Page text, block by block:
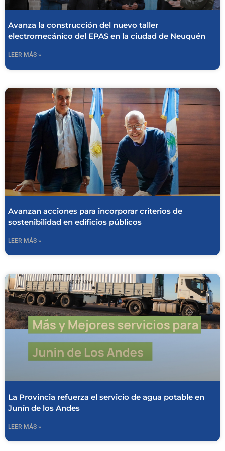
Avanza la construcción del nuevo taller
electromecánico del EPAS en la ciudad de Neuquén
LEER MÁS »
Avanzan acciones para incorporar criterios de
sostenibilidad en edificios públicos
LEER MÁS »
La Provincia refuerza el servicio de agua potable en
Junín de los Andes
LEER MÁS »